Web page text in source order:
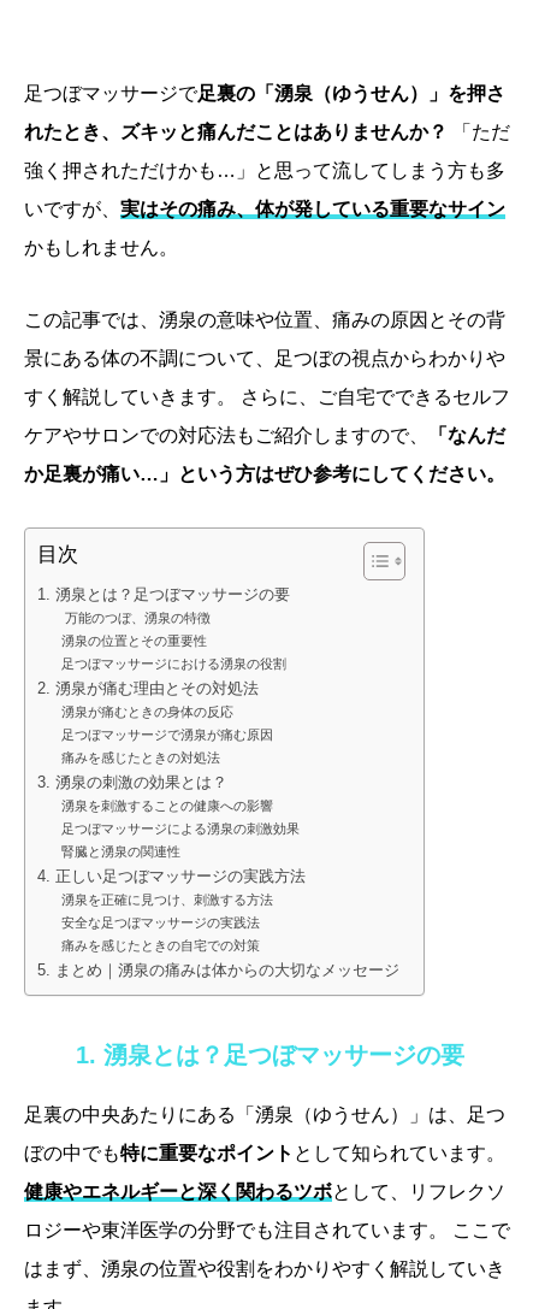
足つぼマッサージで足裏の「湧泉（ゆうせん）」を押さ
れたとき、ズキッと痛んだことはありませんか？
「ただ
強く押されただけかも…」と思って流してしまう方も多
いですが、 実はその痛み、体が発している重要なサイン
かもしれません。
この記事では、湧泉の意味や位置、痛みの原因とその背
景にある体の不調について、足つぼの視点からわかりや
すく解説していきます。 さらに、ご自宅でできるセルフ
ケアやサロンでの対応法もご紹介しますので、
「なんだ
か足裏が痛い…」という方はぜひ参考にしてください。
目次
1. 湧泉とは？足つぼマッサージの要
万能のつぼ、湧泉の特徴
湧泉の位置とその重要性
足つぼマッサージにおける湧泉の役割
2. 湧泉が痛む理由とその対処法
湧泉が痛むときの身体の反応
足つぼマッサージで湧泉が痛む原因
痛みを感じたときの対処法
3. 湧泉の刺激の効果とは？
湧泉を刺激することの健康への影響
足つぼマッサージによる湧泉の刺激効果
腎臓と湧泉の関連性
4. 正しい足つぼマッサージの実践方法
湧泉を正確に見つけ、刺激する方法
安全な足つぼマッサージの実践法
痛みを感じたときの自宅での対策
5. まとめ｜湧泉の痛みは体からの大切なメッセージ
1. 湧泉とは？足つぼマッサージの要
足裏の中央あたりにある「湧泉（ゆうせん）」は、足つ
ぼの中でも特に重要なポイント として知られています。
健康やエネルギーと深く関わるツボとして、リフレクソ
ロジーや東洋医学の分野でも注目されています。 ここで
はまず、湧泉の位置や役割をわかりやすく解説していき